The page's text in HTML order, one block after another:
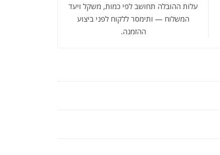
עלות ההובלה תחושב לפי כמות, משקל ויעד
המשלוח — ותימסר ללקוח לפני ביצוע
ההזמנה.